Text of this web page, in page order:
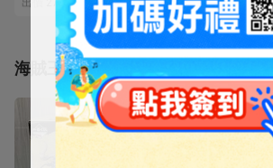
67Zd@160◇
出價 剩餘6日 出價21 剩餘 3日
海賊王